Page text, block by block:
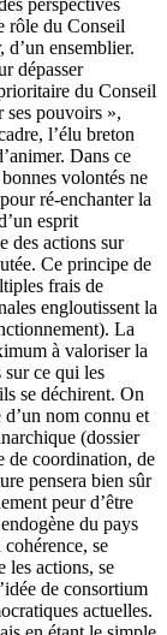
perspectives
rôle du Conseil
ensemblier.
dépasser
du Conseil
ses pouvoirs »,
l’élu breton
Dans ce
volontés ne
ré-enchanter la
esprit
des actions sur
Ce principe de
frais de
engloutissent la
La
à valoriser la
sur ce qui les
se déchirent. On
nom connu et
(dossier
de coordination, de
pensera bien sûr
peur d’être
du pays
se
les actions, se
de consortium
actuelles.